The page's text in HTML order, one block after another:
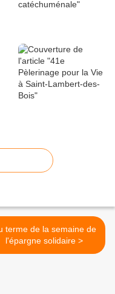
terme de la semaine de
l'épargne solidaire >